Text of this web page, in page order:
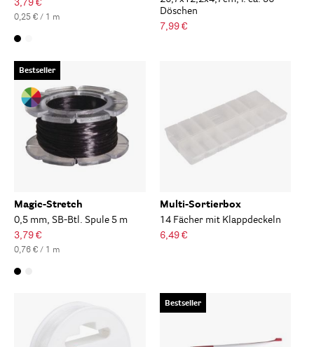
3,79 €
0,25 € / 1 m
Döschen
7,99 €
Bestseller
Magic-Stretch
0,5 mm, SB-Btl. Spule 5 m
3,79 €
0,76 € / 1 m
Multi-Sortierbox
14 Fächer mit Klappdeckeln
6,49 €
Bestseller